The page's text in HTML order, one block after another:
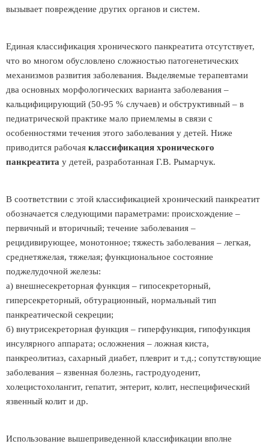
вызывает повреждение других органов и систем.
Единая классификация хронического панкреатита отсутствует,
что во многом обусловлено сложностью патогенетических
механизмов развития заболевания. Выделяемые терапевтами
два основных морфологических варианта заболевания –
кальцифицирующий (50-95 % случаев) и обструктивный – в
педиатрической практике мало приемлемы в связи с
особенностями течения этого заболевания у детей. Ниже
приводится рабочая классификация хронического
панкреатита у детей, разработанная Г.В. Рымарчук.
В соответствии с этой классификацией хронический панкреатит
обозначается следующими параметрами: происхождение –
первичный и вторичный; течение заболевания –
рецидивирующее, монотонное; тяжесть заболевания – легкая,
среднетяжелая, тяжелая; функциональное состояние
поджелудочной железы:
а) внешнесекреторная функция – гипосекреторный,
гиперсекреторный, обтурационный, нормальный тип
панкреатической секреции;
б) внутрисекреторная функция – гиперфункция, гипофункция
инсулярного аппарата; осложнения – ложная киста,
панкреолитиаз, сахарный диабет, плеврит и т.д.; сопутствующие
заболевания – язвенная болезнь, гастродуоденит,
холецистохолангит, гепатит, энтерит, колит, неспецифический
язвенный колит и др.
Использование вышеприведенной классификации вполне